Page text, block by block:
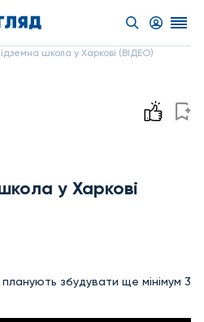
школа у Харкові (ВІДЕО)
у Харкові
планують збудувати ще мінімум 3